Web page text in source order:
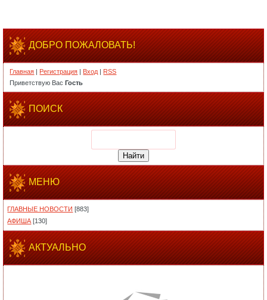
ДОБРО ПОЖАЛОВАТЬ!
Главная | Регистрация | Вход | RSS
Приветствую Вас Гость
ПОИСК
МЕНЮ
ГЛАВНЫЕ НОВОСТИ [883]
АФИША [130]
АКТУАЛЬНО